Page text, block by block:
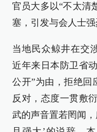
官员大多以“不太清
塞，引发与会人士强
当地民众鲸井在交
近年来日本防卫省
公开”为由，拒绝回
反对，态度一贯敷
武的声音置若罔闻，